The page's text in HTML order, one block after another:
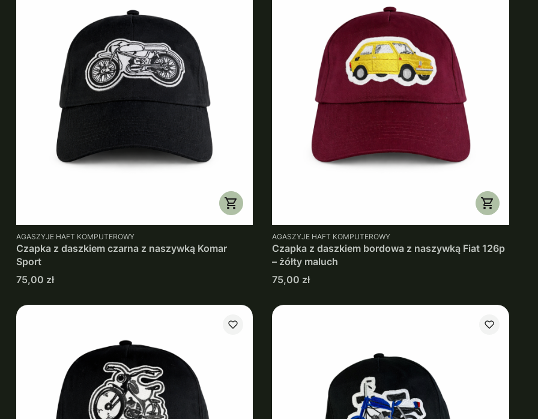
PRODUCENT
AGASZYJE HAFT KOMPUTEROWY
Czapka z daszkiem czarna z naszywką Komar
Sport
Cena
75,00 zł
PRODUCENT
AGASZYJE HAFT KOMPUTEROWY
Czapka z daszkiem bordowa z naszywką Fiat 126p
– żółty maluch
Cena
75,00 zł